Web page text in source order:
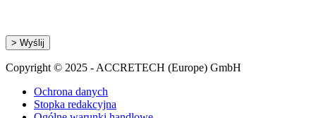
Copyright © 2025 - ACCRETECH (Europe) GmbH
Ochrona danych
Stopka redakcyjna